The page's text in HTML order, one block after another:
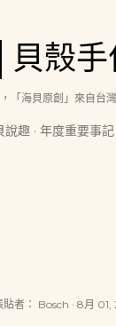
殼
「海貝原創」來自台
說趣 年度重要事記
貼者： Bosch 8月 01,